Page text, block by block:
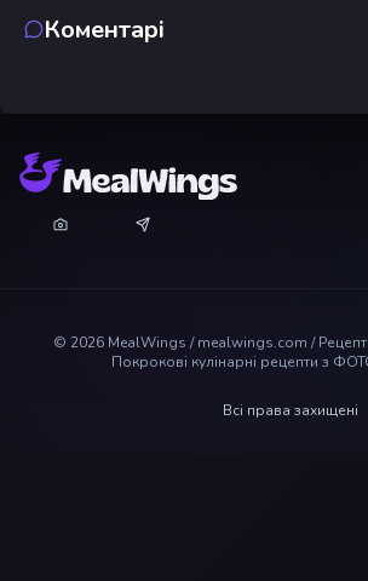
Коментарі
© 2026 MealWings / mealwings.com /
Покрокові кулінарні рецепти з
Всі права захищені